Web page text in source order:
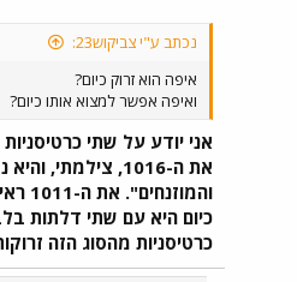
נכתב ע"י צביקוש23:
איפה הוא זרוק כיום?
ואיפה אפשר למצוא אותו כיום?
אני יודע על שתי
את ה-1016,
כיום היא עם שתי דלתות
כרטיסניות מהסוג הזה